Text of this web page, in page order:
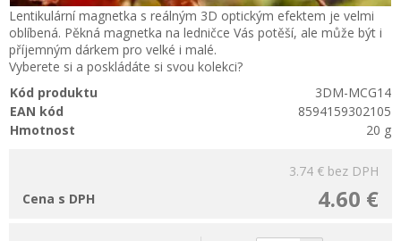
Lentikulární magnetka s reálným 3D optickým efektem je velmi
oblíbená. Pěkná magnetka na ledničce Vás potěší, ale může být i
příjemným dárkem pro velké i malé.
Vyberete si a poskládáte si svou kolekci?
Kód produktu
3DM-MCG14
EAN kód
8594159302105
Hmotnost
20 g
3.74 € bez DPH
4.60 €
Cena s DPH